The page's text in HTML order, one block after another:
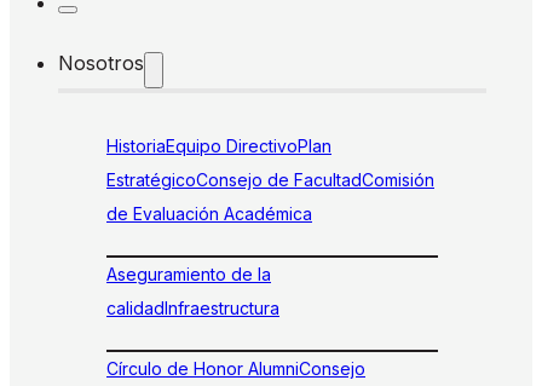
Nosotros
HistoriaEquipo DirectivoPlan
EstratégicoConsejo de FacultadComisión
de Evaluación Académica
Aseguramiento de la
calidadInfraestructura
Círculo de Honor AlumniConsejo